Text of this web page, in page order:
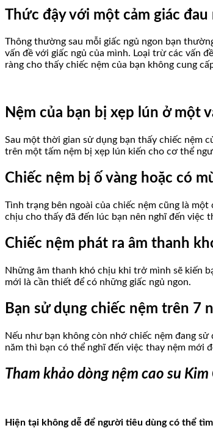
Thức đậy với một cảm giác
Thông thường sau mỗi giấc ngủ ngon bạn
vấn đề với giấc ngủ của mình. Loại trừ các vấn
ràng cho thấy chiếc nệm của bạn không cung
Nệm của bạn bị xẹp lún ở một
Sau một thời gian sử dụng bạn thấy chiếc nệm
trên một tấm nệm bị xẹp lún kiến cho cơ thể
Chiếc nệm bị ố vàng hoặc có
Tình trạng bên ngoài của chiếc nệm cũng là
chịu cho thấy đã đến lúc bạn nên nghĩ đến việc
Chiếc nệm phát ra âm thanh
Những âm thanh khó chịu khi trở mình sẽ kiến
mới là cần thiết để có những giấc ngủ ngon.
Bạn sử dụng chiếc nệm trên 7
Nếu như bạn không còn nhớ chiếc nệm đang
năm thì bạn có thể nghĩ đến việc thay nệm mới
Tham khảo dòng nệm cao su
Hiện tại không dễ để người tiêu dùng có thể